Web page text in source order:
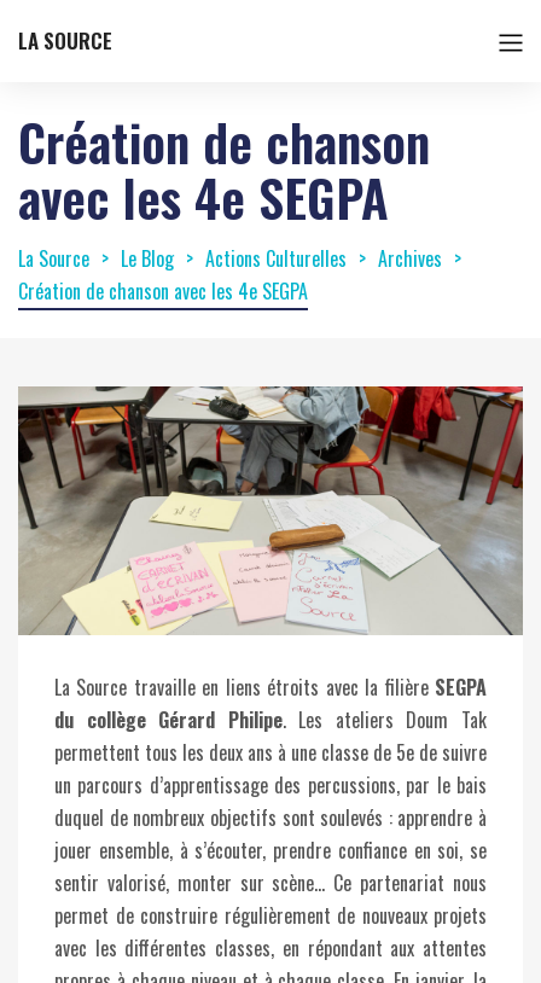
LA SOURCE
Création de chanson
avec les 4e SEGPA
La Source Le Blog Actions Culturelles
Archives
Création de chanson avec les 4e SEGPA
La Source travaille en liens étroits avec la filièreSEGPA
du collège Gérard Philipe. Les ateliers Doum Tak
permettent tous les deux ans à une classe de 5e de suivre
un parcours d’apprentissage des percussions, par le bais
duquel de nombreux objectifs sont soulevés : apprendre à
jouer ensemble, à s’écouter, prendre confiance en soi, se
sentir valorisé, monter sur scène… Ce partenariat nous
permet de construire régulièrement de nouveaux projets
avec les différentes classes, en répondant aux attentes